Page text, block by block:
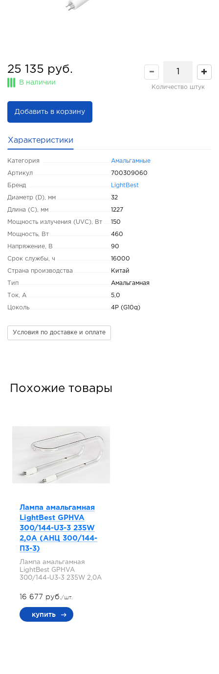
25 135 руб.
В наличии
Количество штук
Добавить в корзину
Характеристики
Категория Амальгамные
Артикул 700309060
Бренд LightBest
Диаметр (D), мм 32
Длина (C), мм 1227
Мощность излучения (UVC), Вт 150
Мощность, Вт 460
Напряжение, В 90
Срок службы, ч 16000
Страна производства Китай
Тип Амальгамная
Ток, А 5,0
Цоколь 4P (G10q)
Условия по доставке и оплате
Похожие товары
Лампа амальгамная
LightBest GPHVA
300/144-U3-3 235W
2,0A (АНЦ 300/144-
П3-3)
Лампа амальгамная
LightBest GPHVA
300/144-U3-3 235W 2,0A
16 677 руб./шт.
купить